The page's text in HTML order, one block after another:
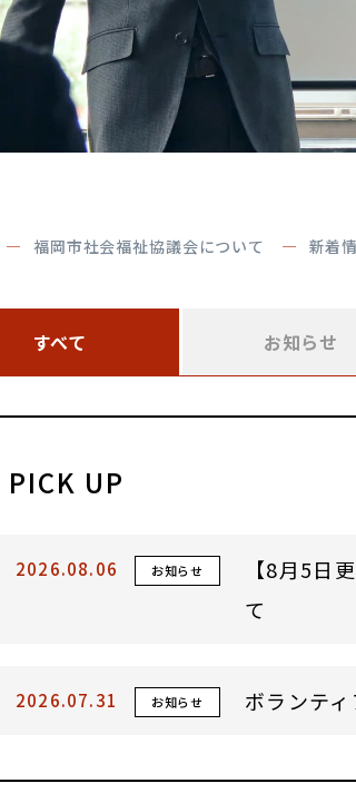
福岡市社会福祉協議会について 新着
すべて お知らせ
PICK UP
2026.08.06 お知らせ
【8月5日
て
2026.07.31 お知らせ ボランテ